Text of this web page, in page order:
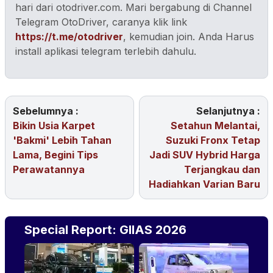
hari dari otodriver.com. Mari bergabung di Channel
Telegram OtoDriver, caranya klik link
https://t.me/otodriver, kemudian join. Anda Harus
install aplikasi telegram terlebih dahulu.
Sebelumnya :
Bikin Usia Karpet
'Bakmi' Lebih Tahan
Lama, Begini Tips
Perawatannya
Selanjutnya :
Setahun Melantai,
Suzuki Fronx Tetap
Jadi SUV Hybrid Harga
Terjangkau dan
Hadiahkan Varian Baru
Special Report: GIIAS 2026